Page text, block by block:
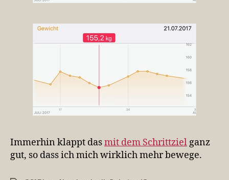
Immerhin klappt dasmit dem Schrittziel ganz
gut, so dass ich mich wirklich mehr bewege.